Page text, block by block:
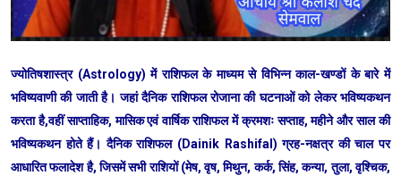
ज्योतिषशास्त्र (Astrology) में राशिफल के माध्यम से विभिन्न काल-खण्डों के बारे में
भविष्यवाणी की जाती है। जहां दैनिक राशिफल रोजाना की घटनाओं को लेकर भविष्यकथन
करता है,वहीं साप्ताहिक, मासिक एवं वार्षिक राशिफल में क्रमशः सप्ताह, महीने और साल की
भविष्यकथन होते हैं। दैनिक राशिफल (Dainik Rashifal) ग्रह-नक्षत्र की चाल पर
आधारित फलादेश है, जिसमें सभी राशियों (मेष, वृष, मिथुन, कर्क, सिंह, कन्या, तुला, वृश्चिक,